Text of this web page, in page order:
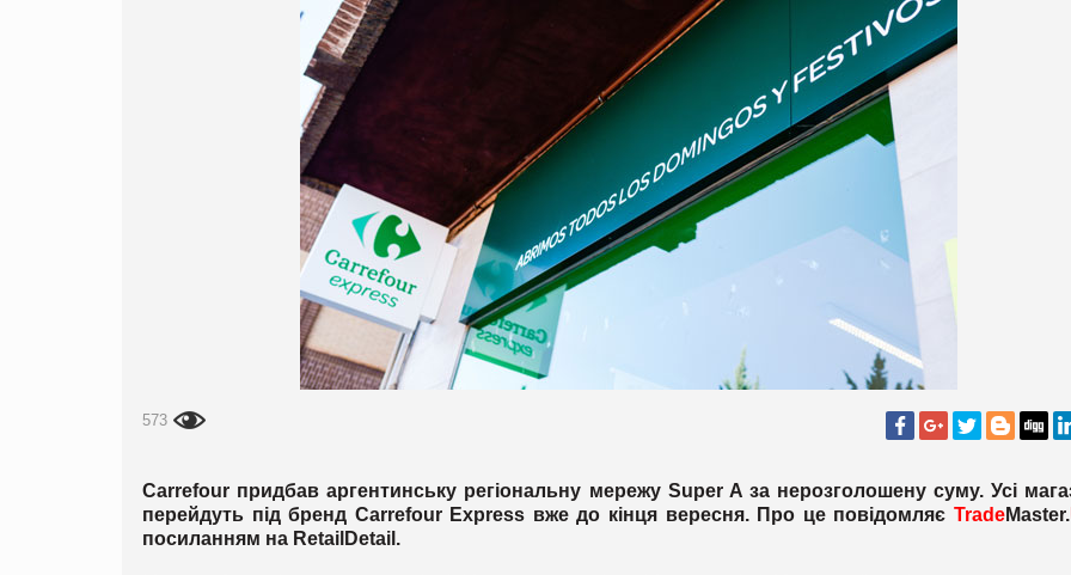
573
Carrefour придбав аргентинську регіональну мережу Super A за нерозголошену суму. Усі
перейдуть під бренд Carrefour Express вже до кінця вересня. Про це повідомляє TradeMaster.
посиланням на Retail Detail .